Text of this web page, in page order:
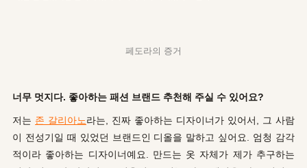
페도라의 증거
너무 멋지다. 좋아하는 패션 브랜드 추천해 주실 수 있어요?
저는 존 갈리아노라는, 진짜 좋아하는 디자이너가 있어서, 그 사람
이 전성기일 때 있었던 브랜드인 디올을 말하고 싶어요. 엄청 감각
적이라 좋아하는 디자이너예요. 만드는 옷 자체가 제가 추구하는